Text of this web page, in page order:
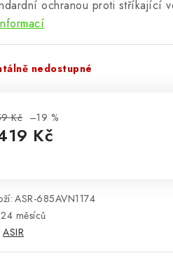
ochranou proti stříkající
nedostupné
Kč –19 %
Kč
ASR-685AVN1174
24 měsíců
ASIR